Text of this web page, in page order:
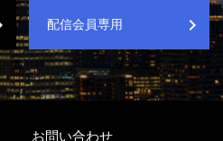
配信会員専用 chevron_right
お問い合わせ